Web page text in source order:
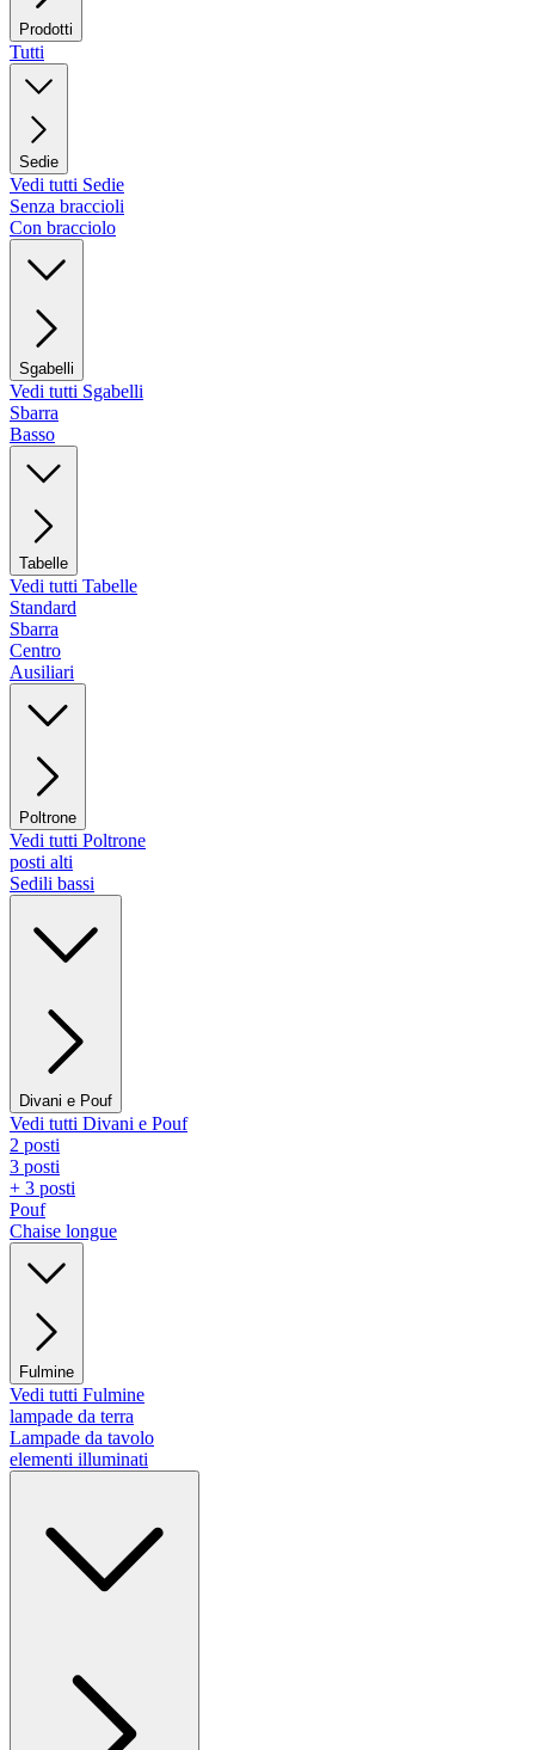
Prodotti
Tutti
Sedie
Vedi tutti Sedie
Senza braccioli
Con bracciolo
Sgabelli
Vedi tutti Sgabelli
Sbarra
Basso
Tabelle
Vedi tutti Tabelle
Standard
Sbarra
Centro
Ausiliari
Poltrone
Vedi tutti Poltrone
posti alti
Sedili bassi
Divani e Pouf
Vedi tutti Divani e Pouf
2 posti
3 posti
+ 3 posti
Pouf
Chaise longue
Fulmine
Vedi tutti Fulmine
lampade da terra
Lampade da tavolo
elementi illuminati